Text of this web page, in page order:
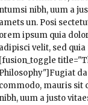
ntumsi nibh, uum a
amets un. Posi
orem ipsum quia
adipisci velit, sed
[fusion_toggle
Philosophy"]Fugiat
commodo, mauris sit
nibh, uum a justo